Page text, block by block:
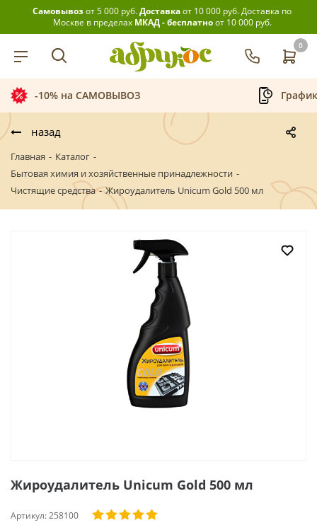
Самовывозот 5 000 руб.Доставкаот 10 000 руб.Доставка по
Москве в пределах МКАД - бесплатноот 10 000 руб.
0
-10% на САМОВЫВОЗ
назад
Главная - Каталог -
Бытовая химия и хозяйственные принадлежности -
Чистящие средства - Жироудалитель Unicum Gold 500 мл
Жироудалитель Unicum Gold 500 мл
Артикул:258100